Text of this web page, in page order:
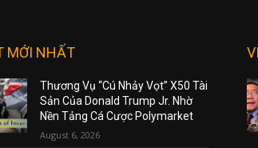
MỚI NHẤT
Thương Vụ “Cú Nhảy Vọt” X50 Tài
Sản Của Donald Trump Jr. Nhờ
Nền Tảng Cá Cược Polymarket
August 6, 2026